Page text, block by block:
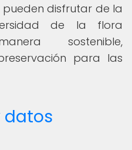
pueden disfrutar de la
de la flora
sostenible,
para las
datos